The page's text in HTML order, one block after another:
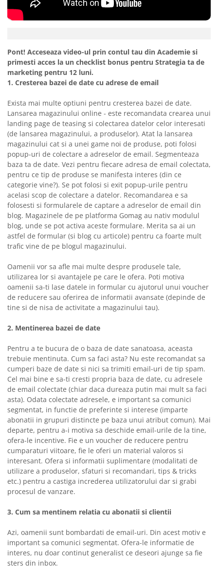
Pont! Acceseaza video-ul prin contul tau din Academie si
primesti acces la un checklist bonus pentru Strategia ta de
marketing pentru 12 luni.
1. Cresterea bazei de date cu adrese de email
Exista mai multe optiuni pentru cresterea bazei de date.
Lansarea magazinului online - este recomandata crearea unui
landing page de teasing si colectarea datelor celor interesati
(de lansarea magazinului, a produselor). Atat la lansarea
magazinului cat si a unei game noi de produse, poti folosi
popup-uri de colectare a adreselor de email. Segmenteaza
baza ta de date. Vezi pentru fiecare adresa de email colectata,
pentru ce tip de produse se manifesta interes (din ce
categorie vine?). Se pot folosi si exit popup-urile pentru
acelasi scop de colectare a datelor. Recomandarea e sa
folosesti si formularele de captare a adreselor de email din
blog. Magazinele de pe platforma Gomag au nativ modulul
blog, unde se pot activa aceste formulare. Merita sa ai un
astfel de formular (si blog cu articole) pentru ca foarte mult
trafic vine de pe blogul magazinului.
Oamenii vor sa afle mai multe despre produsele tale,
utilizarea lor si avantajele pe care le ofera. Poti motiva
oamenii sa-ti lase datele in formular cu ajutorul unui voucher
de reducere sau oferirea de informatii avansate (depinde de
tine si de nisa de activitate a magazinului tau).
2. Mentinerea bazei de date
Pentru a te bucura de o baza de date sanatoasa, aceasta
trebuie mentinuta. Cum sa faci asta? Nu este recomandat sa
cumperi baze de date si nici sa trimiti email-uri de tip spam.
Cel mai bine e sa-ti cresti propria baza de date, cu adresele
de email colectate (chiar daca dureaza putin mai mult sa faci
asta). Odata colectate adresele, e important sa comunici
segmentat, in functie de preferinte si interese (imparte
abonatii in grupuri distincte pe baza unui atribut comun). Mai
departe, pentru a-i motiva sa deschide email-urile de la tine,
ofera-le incentive. Fie e un voucher de reducere pentru
cumparaturi viitoare, fie le oferi un material valoros si
interesant. Ofera si informatii suplimentare (modalitati de
utilizare a produselor, sfaturi si recomandari, tips & tricks
etc.) pentru a castiga increderea utilizatorului dar si grabi
procesul de vanzare.
3. Cum sa mentinem relatia cu abonatii si clientii
Azi, oamenii sunt bombardati de email-uri. Din acest motiv e
important sa comunici segmentat. Ofera-le informatie de
interes, nu doar continut generalist ce deseori ajunge sa fie
sters din inbox.